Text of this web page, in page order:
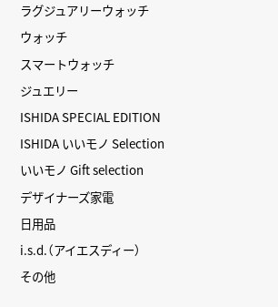
ラグジュアリーウォッチ
ウォッチ
スマートウォッチ
ジュエリー
ISHIDA SPECIAL EDITION
ISHIDA いいモノ Selection
いいモノ Gift selection
デザイナーズ家電
日用品
i.s.d.（アイエスディー）
その他